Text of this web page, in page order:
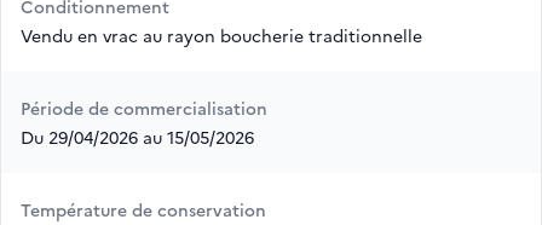
Conditionnement
Vendu en vrac au rayon boucherie traditionnelle
Période de commercialisation
Du 29/04/2026 au 15/05/2026
Température de conservation